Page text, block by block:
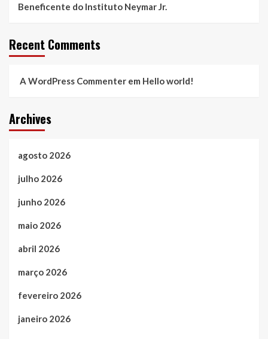
Beneficente do Instituto Neymar Jr.
Recent Comments
A WordPress Commenter em Hello world!
Archives
agosto 2026
julho 2026
junho 2026
maio 2026
abril 2026
março 2026
fevereiro 2026
janeiro 2026